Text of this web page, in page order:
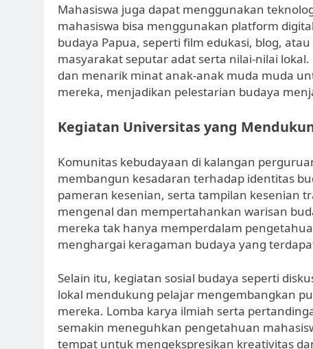
Mahasiswa juga dapat menggunakan
mahasiswa bisa menggunakan platform
budaya Papua, seperti film edukasi, blog,
masyarakat seputar adat serta nilai-nilai
dan menarik minat anak-anak muda muda
mereka, menjadikan pelestarian budaya
Kegiatan Universitas yang
Komunitas kebudayaan di kalangan
membangun kesadaran terhadap identitas
pameran kesenian, serta tampilan kesenian
mengenal dan mempertahankan warisan
mereka tak hanya memperdalam
menghargai keragaman budaya yang
Selain itu, kegiatan sosial budaya seperti
lokal mendukung pelajar mengembangkan
mereka. Lomba karya ilmiah serta
semakin meneguhkan pengetahuan
tempat untuk mengekspresikan kreativitas